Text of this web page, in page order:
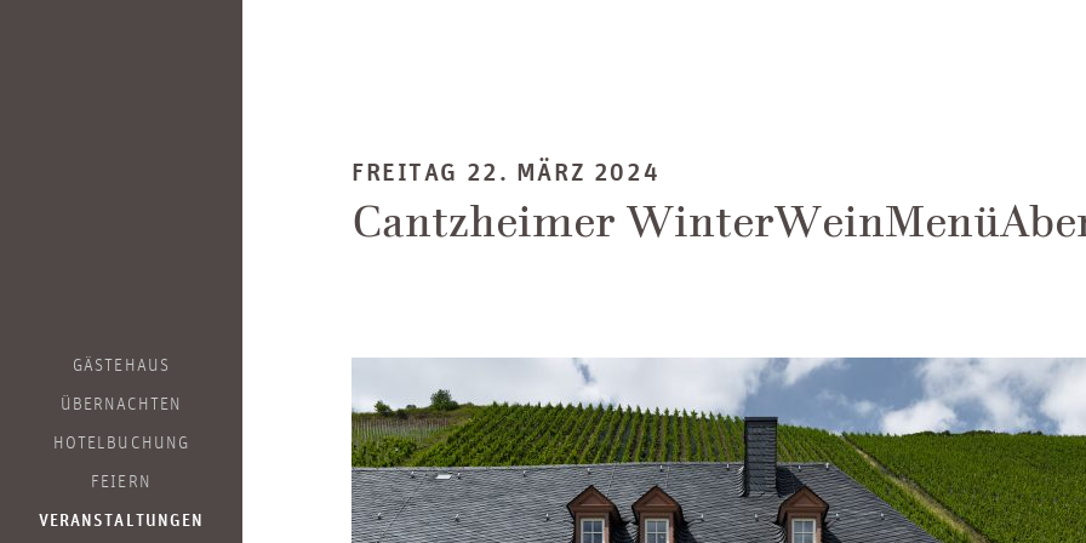
GÄSTEHAUS
ÜBERNACHTEN
HOTELBUCHUNG
FEIERN
VERANSTALTUNGEN
FREITAG 22. MÄRZ 2024
Cantzheimer